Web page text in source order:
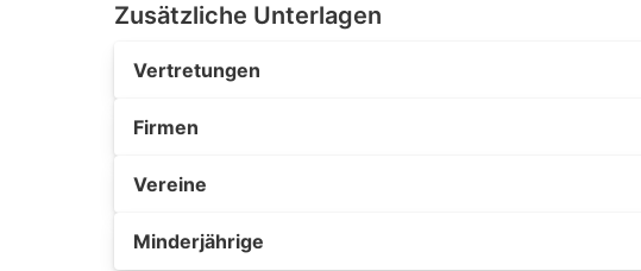
Zusätzliche Unterlagen
Vertretungen
Firmen
Vereine
Minderjährige